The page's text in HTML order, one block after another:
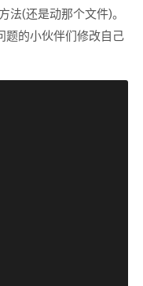
法(还是动那个文件)。
题的小伙伴们修改自己